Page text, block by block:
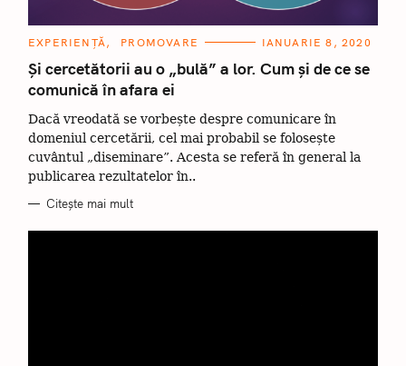
C
T
E
G
R
I
I
EXPERIENȚĂ PROMOVARE IANUARIE 8, 2020
Și cercetătorii au o „bulă” a lor. Cum și de ce se
comunică în afara ei
Dacă vreodată se vorbește despre comunicare în
domeniul cercetării, cel mai probabil se folosește
cuvântul „diseminare”. Acesta se referă în general la
publicarea rezultatelor în..
Citește mai mult